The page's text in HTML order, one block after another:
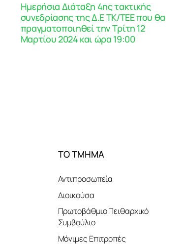
Ημερήσια Διάταξη 4ης τακτικής
συνεδρίασης της Δ.Ε ΤΚ/ΤΕΕ που θα
πραγματοποιηθεί την Τρίτη 12
Μαρτίου 2024 και ώρα 19:00
ΤΟ ΤΜΗΜΑ
Αντιπροσωπεία
Διοικούσα
Πρωτοβάθμιο Πειθαρχικό
Συμβούλιο
Μόνιμες Επιτροπές